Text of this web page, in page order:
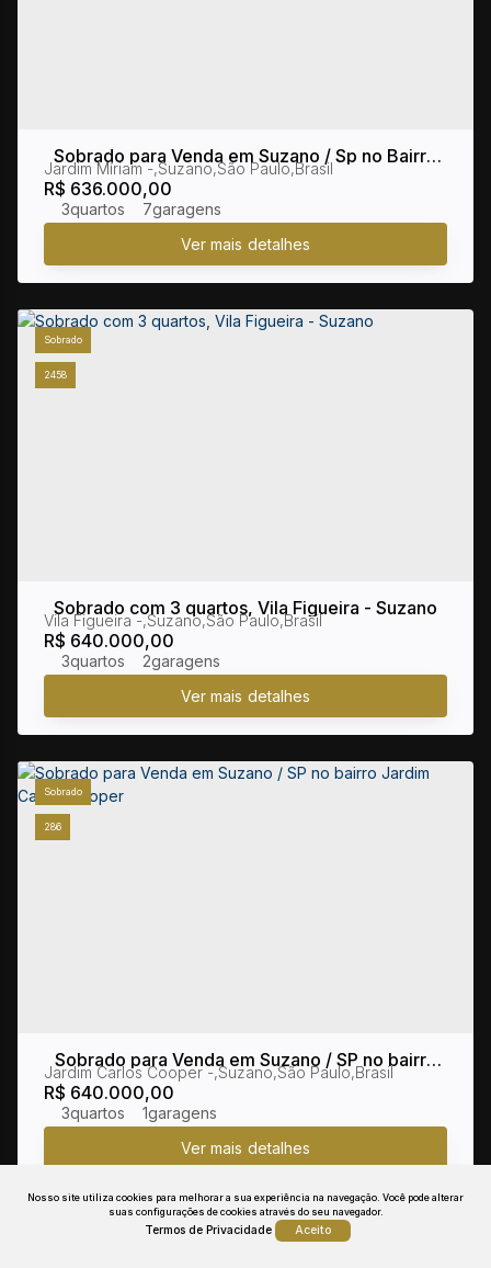
Nosso site utiliza cookies para melhorar a sua experiência na navegação. Você pode alterar
suas configurações de cookies através do seu navegador.
Termos de Privacidade Aceito
Sobrado para Venda em Suzano / Sp no Bairro
Jardim Míriam
R$ 636.000,00
Jardim Míriam ,Suzano,São Paulo,Brasil
3 7
2458
Sobrado
Sobrado com 3 quartos, Vila Figueira - Suzano
R$ 640.000,00
Vila Figueira ,Suzano,São Paulo,Brasil
3 2
286
Sobrado
Sobrado para Venda em Suzano / SP no bairro
Jardim Carlos Cooper
R$ 640.000,00
Jardim Carlos Cooper ,Suzano,São Paulo,Brasil
3 1